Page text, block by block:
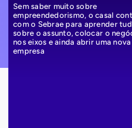
Sem saber muito sobre
empreendedorismo, o casal
com o Sebrae para aprender
sobre o assunto, colocar o
nos eixos e ainda abrir uma nova
empresa